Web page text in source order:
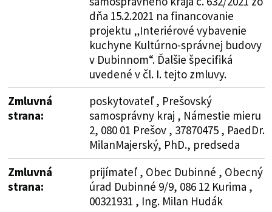
dňa 15.2.2021 na financovanie
projektu „Interiérové vybavenie
kuchyne Kultúrno-správnej budovy
v Dubinnom“. Ďalšie špecifiká
uvedené v čl. I. tejto zmluvy.
Zmluvná
strana:
poskytovateľ , Prešovský
samosprávny kraj , Námestie mieru
2, 080 01 Prešov , 37870475 , PaedDr.
MilanMajerský, PhD., predseda
Zmluvná
strana:
prijímateľ , Obec Dubinné , Obecný
úrad Dubinné 9/9, 086 12 Kurima ,
00321931 , Ing. Milan Hudák